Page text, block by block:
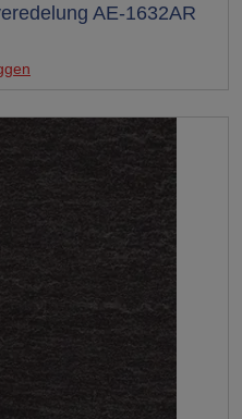
AE-1632AR